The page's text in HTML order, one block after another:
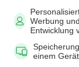
MPOWerbung
Entwicklung
einem Gerät